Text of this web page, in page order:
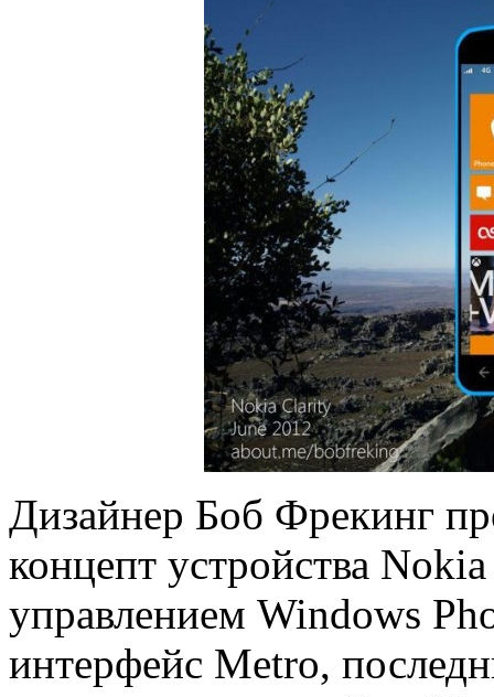
Дизайнер Боб Фрекинг
концепт устройства
управлением Windows
интерфейс Metro,